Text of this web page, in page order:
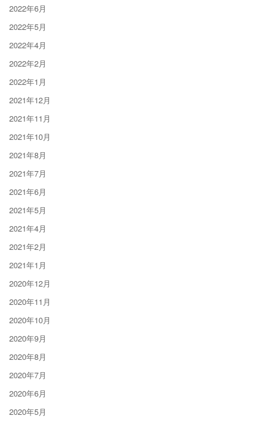
2022年6月
2022年5月
2022年4月
2022年2月
2022年1月
2021年12月
2021年11月
2021年10月
2021年8月
2021年7月
2021年6月
2021年5月
2021年4月
2021年2月
2021年1月
2020年12月
2020年11月
2020年10月
2020年9月
2020年8月
2020年7月
2020年6月
2020年5月